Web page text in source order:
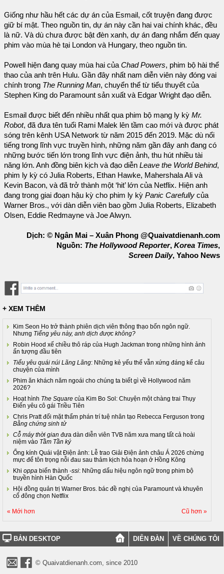
Giống như hầu hết các dự án của Esmail, cốt truyện đang được
giữ bí mật. Theo nguồn tin, dự án này cần hai vai chính khác, đều
là nữ. Và dù chưa được bật đèn xanh, dự án đang nhắm đến quay
phim vào mùa hè tại London và Hungary, theo nguồn tin.
Powell hiện đang quay mùa hai củaChad Powers, phim bộ hài thể
thao của anh trên Hulu. Gần đây nhất nam diễn viên này đóng vai
chính trong The Running Man, chuyển thể từ tiểu thuyết của
Stephen King do Paramount sản xuất và Edgar Wright đạo diễn.
Esmail được biết đến nhiều nhất qua phim bộ mạng ly kỳ Mr.
Robot, đã đưa tên tuổi Rami Malek lên tầm cao mới và được phát
sóng trên kênh USA Network từ năm 2015 đến 2019. Mặc dù nổi
tiếng trong lĩnh vực truyền hình, những năm gần đây anh đang có
những bước tiến lớn trong lĩnh vực điện ảnh, thu hút nhiều tài
năng lớn. Anh đồng biên kịch và đạo diễn Leave the World Behind,
phim ly kỳ có Julia Roberts, Ethan Hawke, Mahershala Ali và
Kevin Bacon, và đã trở thành một ‘hit’ lớn của Netflix. Hiện anh
đang trong giai đoạn hậu kỳ cho phim ly kỳ Panic Carefully của
Warner Bros., với dàn diễn viên bao gồm Julia Roberts, Elizabeth
Olsen, Eddie Redmayne và Joe Alwyn.
Dịch: © Ngân Mai – Xuân Phong @Quaivatdienanh.com
Nguồn: The Hollywood Reporter, Korea Times,
Screen Daily, Yahoo News
+ XEM THÊM
Kim Seon Ho trở thành phiên dịch viên thông thạo bốn ngôn ngữ.
Nhưng Tiếng yêu này, anh dịch được không?
Robin Hood xế chiều thô ráp của Hugh Jackman trong những hình ảnh
ấn tượng đầu tiên
Tiểu yêu quái núi Lãng Lãng: Những kẻ yếu thế vẫn xứng đáng kể câu
chuyện của mình
Phim ăn khách năm ngoái cho chúng ta biết gì về Hollywood năm
2026?
Hoạt hình The Square của Kim Bo Sol: Chuyện một chàng trai Thụy
Điển yêu cô gái Triều Tiên
Chris Pratt đối mặt thẩm phán trí tuệ nhân tạo Rebecca Ferguson trong
Bằng chứng sinh tử
Cỗ máy thời gian đưa dàn diễn viên TVB năm xưa mang tất cả hoài
niệm vào Tầm Tần ký
Ống kính Quái vật Điện ảnh: Lễ trao Giải Điện ảnh châu Á 2026 chừng
mực để tôn trọng nỗi đau sau thảm kịch hỏa hoạn ở Hồng Kông
Khi oppa biến thành -ssi: Những dấu hiệu ngôn ngữ trong phim bộ
truyền hình Hàn Quốc
Hội đồng quản trị Warner Bros. bác đề nghị của Paramount và khuyên
cổ đông chọn Netflix
« Mới hơn Cũ hơn »
BẢN DESKTOP DIỄN ĐÀN VỀ CHÚNG TÔI
© Quaivatdienanh.com, since 2010